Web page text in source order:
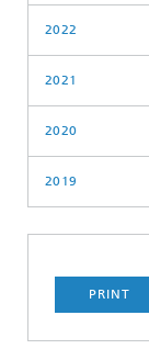
2022
2021
2020
2019
PRINT